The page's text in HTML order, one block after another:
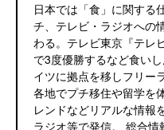
日本では「食」に関する
チ、テレビ・ラジオへの
わる。テレビ東京『テレ
で3度優勝するなど食い
イツに拠点を移しフリー
各地でプチ移住や留学を
レンドなどリアルな情報
ラジオ等で発信。 総合